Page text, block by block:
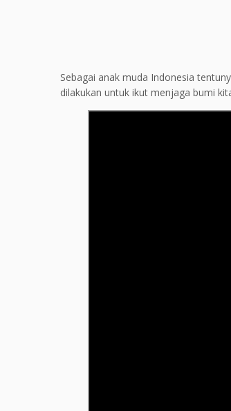
Sebagai anak muda Indonesia
dilakukan untuk ikut menjaga bumi